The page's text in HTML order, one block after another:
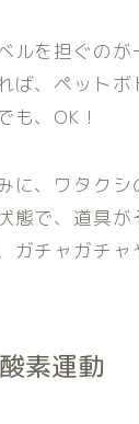
ルを担ぐのが
ば、ペットボ
も、OK！
に、ワタクシ
態で、道具が
ガチャガチャ
素運動